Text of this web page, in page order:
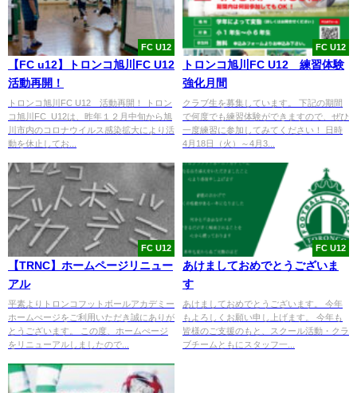
FC U12
【FC u12】トロンコ旭川FC U12
活動再開！
トロンコ旭川FC U12 活動再開！ トロン
コ旭川FC U12は、昨年１２月中旬から旭
川市内のコロナウイルス感染拡大により活
動を休止してお...
FC U12
トロンコ旭川FC U12 練習体験
強化月間
クラブ生を募集しています。 下記の期間
で何度でも練習体験ができますので、ぜひ
一度練習に参加してみてください！ 日時
4月18日（火）～4月3...
FC U12
【TRNC】ホームページリニュー
アル
平素よりトロンコフットボールアカデミー
ホームぺージをご利用いただき誠にありが
とうございます。 この度、ホームぺージ
をリニューアルしましたので...
FC U12
あけましておめでとうございま
す
あけましておめでとうございます。 今年
もよろしくお願い申し上げます。 今年も
皆様のご支援のもと、スクール活動・クラ
ブチームともにスタッフ一...